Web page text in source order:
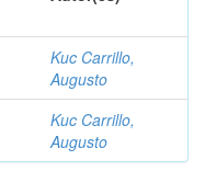
Kuc Carrillo,
Augusto
Kuc Carrillo,
Augusto